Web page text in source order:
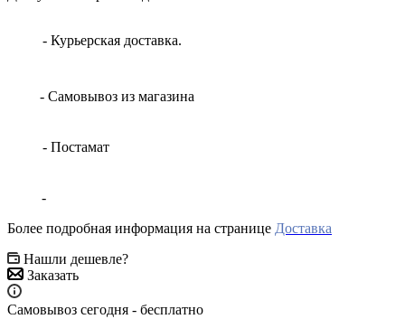
- Курьерская доставка.
- Самовывоз из магазина
- Постамат
-
Более подробная информация на странице Доставка
Нашли дешевле?
Заказать
Самовывоз сегодня - бесплатно